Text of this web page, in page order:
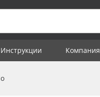
Инструкции Компания